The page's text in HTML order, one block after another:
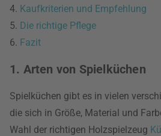
4. Kaufkriterien und Empfehlung
5. Die richtige Pflege
6. Fazit
1. Arten von Spielküchen
Spielküchen gibt es in vielen
die sich in Größe, Material und
Wahl der richtigen Holzspielzeug